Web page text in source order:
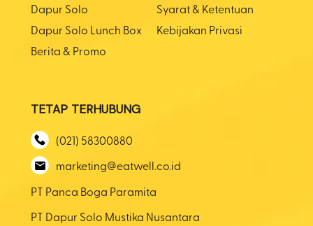
Dapur Solo
Syarat & Ketentuan
Dapur Solo Lunch Box
Kebijakan Privasi
Berita & Promo
TETAP TERHUBUNG
(021) 58300880
marketing@eatwell.co.id
PT Panca Boga Paramita
PT Dapur Solo Mustika Nusantara